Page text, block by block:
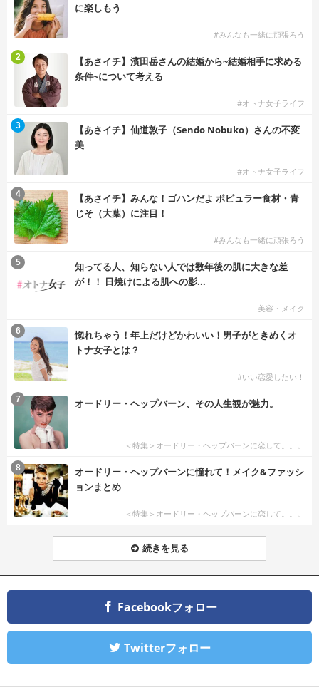
に楽しもう
#みんなも一緒に頑張ろう
【あさイチ】濱田岳さんの結婚から~結婚相手に求める
条件~について考える
#オトナ女子ライフ
2
【あさイチ】仙道敦子（Sendo Nobuko）さんの不変
美
#オトナ女子ライフ
3
【あさイチ】みんな！ゴハンだよ ポピュラー食材・青
じそ（大葉）に注目！
#みんなも一緒に頑張ろう
4
知ってる人、知らない人では数年後の肌に大きな差
が！！ 日焼けによる肌への影...
美容・メイク
5
惚れちゃう！年上だけどかわいい！男子がときめくオ
トナ女子とは？
#いい恋愛したい！
6
オードリー・ヘップバーン、その人生観が魅力。
＜特集＞オードリー・ヘップバーンに恋して。。。
7
オードリー・ヘップバーンに憧れて！メイク&ファッシ
ョンまとめ
＜特集＞オードリー・ヘップバーンに恋して。。。
8
続きを見る
Facebookフォロー
Twitterフォロー